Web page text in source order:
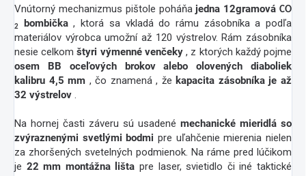
Vnútorný mechanizmus pištole poháňajedna 12gramováCO
2 bombička, ktorá sa vkladá do rámu zásobníka a podľa
materiálov výrobca umožní až 120 výstrelov. Rám zásobníka
nesie celkomštyri výmenné venčeky, z ktorých každý pojme
osem BB oceľových brokov alebo olovených diaboliek
kalibru 4,5 mm , čo znamená , že kapacita zásobníka je až
32 výstrelov .
Na hornej časti záveru sú usadené mechanické mieridlá so
zvýraznenými svetlými bodmi pre uľahčenie mierenia nielen
za zhoršených svetelných podmienok. Na ráme pred lúčikom
je 22 mm montážna lišta pre laser, svietidlo či iné taktické